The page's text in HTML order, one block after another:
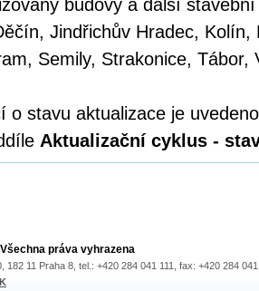
budovy a další
Jindřichův Hradec, Kolín,
Semily, Strakonice, Tábor,
o stavu aktualizace je
Aktualizační cyklus -
práva vyhrazena
182 11 Praha 8, tel.: +420 284 041 111, fax: +420 284